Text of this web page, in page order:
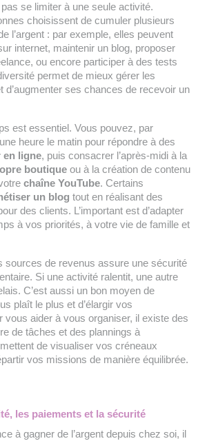
se limiter à une seule activité.
choisissent de cumuler plusieurs
l’argent : par exemple, elles peuvent
internet, maintenir un blog, proposer
ou encore participer à des tests
permet de mieux gérer les
d’augmenter ses chances de recevoir un
est essentiel. Vous pouvez, par
heure le matin pour répondre à des
en ligne, puis consacrer l’après-midi à la
boutique ou à la création de contenu
chaîne YouTube. Certains
un blog tout en réalisant des
des clients. L’important est d’adapter
à vos priorités, à votre vie de famille et
sources de revenus assure une sécurité
Si une activité ralentit, une autre
C’est aussi un bon moyen de
plaît le plus et d’élargir vos
vous aider à vous organiser, il existe des
de tâches et des plannings à
de visualiser vos créneaux
vos missions de manière équilibrée.
les paiements et la sécurité
à gagner de l’argent depuis chez soi, il